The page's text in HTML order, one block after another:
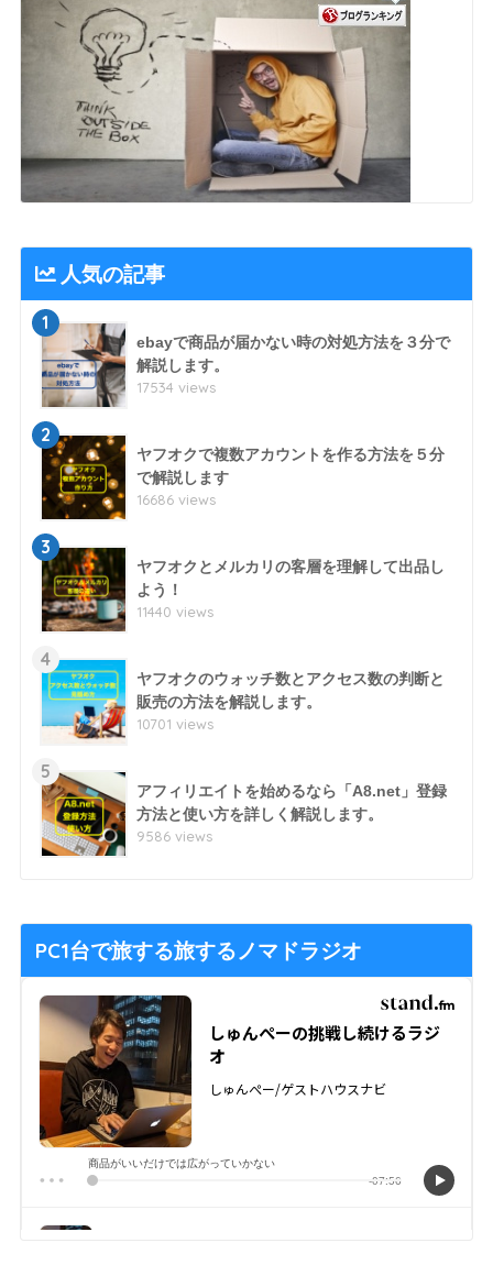
人気の記事
1
ebayで商品が届かない時の対処方法を３分で
解説します。
17534 views
2
ヤフオクで複数アカウントを作る方法を５分
で解説します
16686 views
3
ヤフオクとメルカリの客層を理解して出品し
よう！
11440 views
4
ヤフオクのウォッチ数とアクセス数の判断と
販売の方法を解説します。
10701 views
5
アフィリエイトを始めるなら「A8.net」登録
方法と使い方を詳しく解説します。
9586 views
PC1台で旅する旅するノマドラジオ